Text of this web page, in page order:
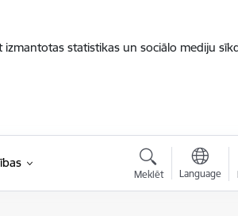
statistikas un sociālo mediju
Meklēt Language